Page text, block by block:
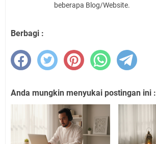
beberapa Blog/Website.
Berbagi :
Anda mungkin menyukai postingan ini :